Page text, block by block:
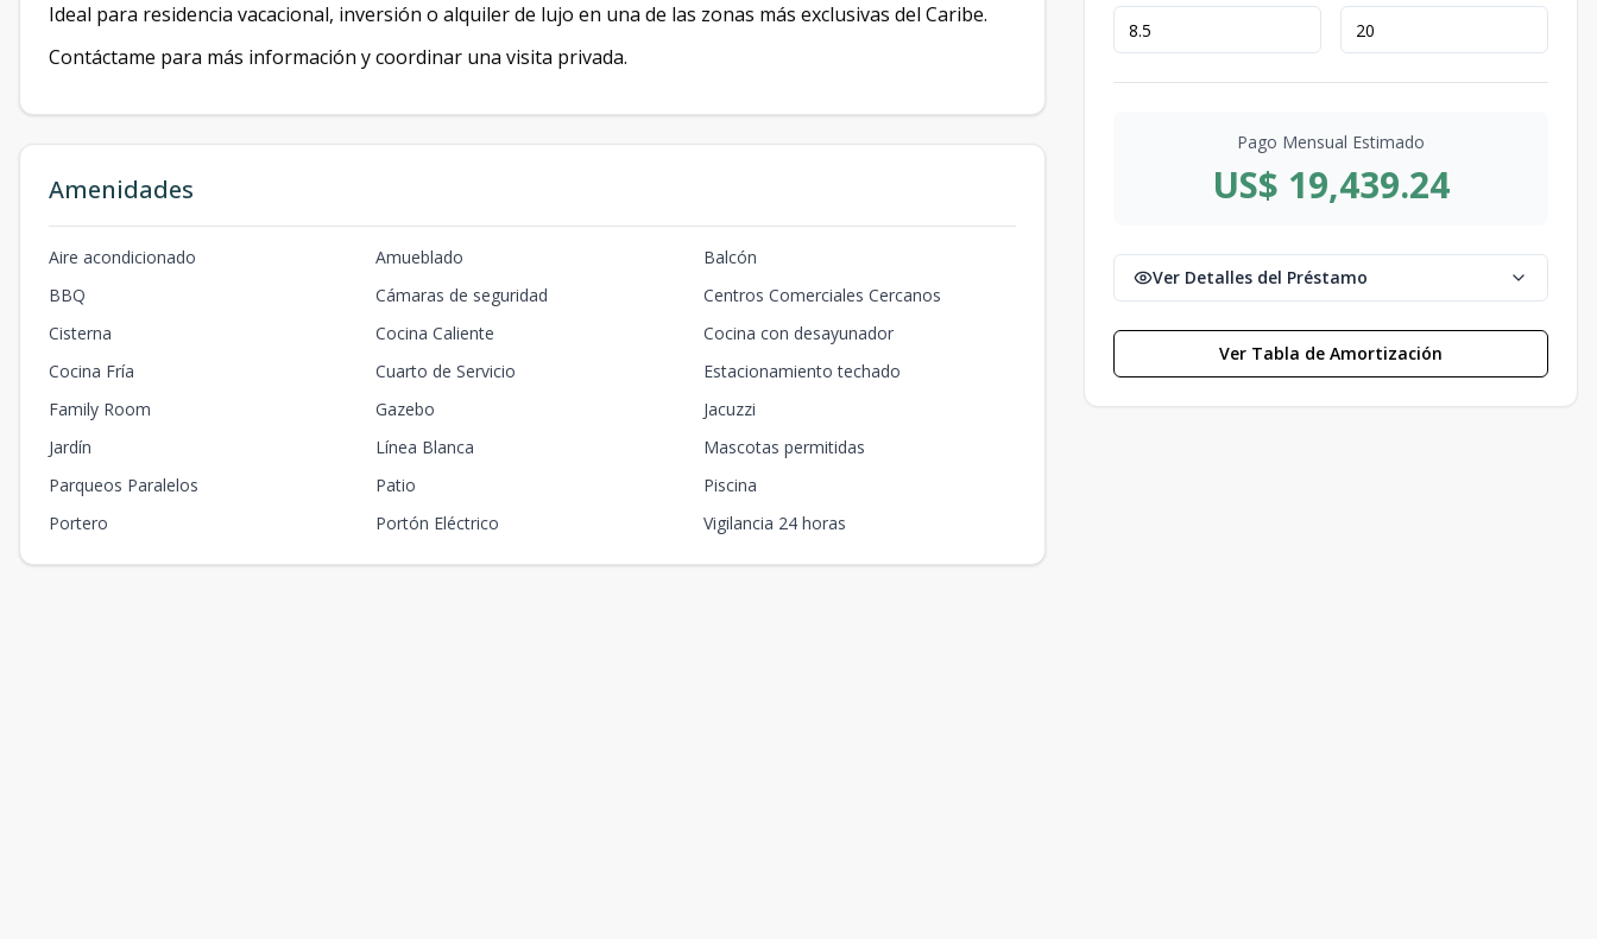
Ideal para residencia vacacional, inversión o alquiler de lujo en una de las zonas más exclusivas del Caribe.
Contáctame para más información y coordinar una visita privada.
Amenidades
Aire acondicionado Amueblado
Balcón
BBQ
Cámaras de seguridad
Centros Comerciales Cercanos
Cisterna
Cocina Caliente
Cocina con desayunador
Cocina Fría
Cuarto de Servicio
Estacionamiento techado
Family Room
Gazebo
Jacuzzi
Jardín
Línea Blanca
Mascotas permitidas
Parqueos Paralelos
Patio
Piscina
Portero
Portón Eléctrico Vigilancia 24 horas
Pago Mensual Estimado
US$ 19,439.24
Ver Detalles del Préstamo
Ver Tabla de Amortización